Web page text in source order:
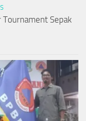
Tournament Sepak